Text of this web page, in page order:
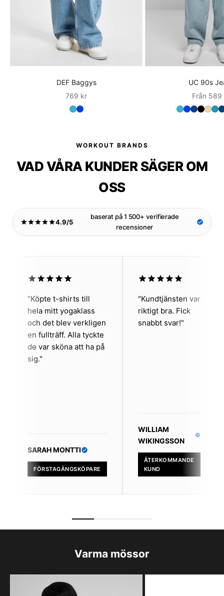
DEF Baggys
Sale
769 kr
UC 90s
Sale
Från 589
WORKOUT BRANDS
VAD VÅRA KUNDER SÄGER OM
OSS
4.9/5
baserat på 1 500+ verifierade
recensioner
"Köpte t-shirts till
hela mitt yogaklass
och det blev verkligen
en fullträff. Alla tyckte
de var sköna att ha på
sig."
SARAH MONTTI
FÖRSTAGÅNGSKÖPARE
"Kundtjänsten var
riktigt bra. Fick
snabbt svar!"
WILLIAM
WIKINGSSON
ÅTERKOMMANDE
KUND
Varma mössor